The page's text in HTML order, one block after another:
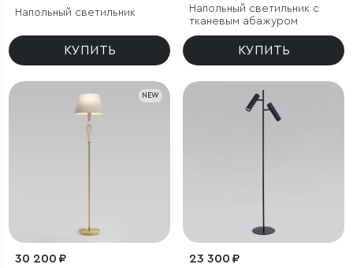
Напольный светильник
КУПИТЬ
Напольный светильник с
тканевым абажуром
КУПИТЬ
NEW
30 200 ₽ 23 300 ₽